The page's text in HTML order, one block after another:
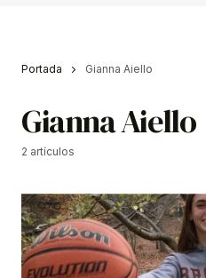
Portada Gianna Aiello
Gianna Aiello
2 artículos